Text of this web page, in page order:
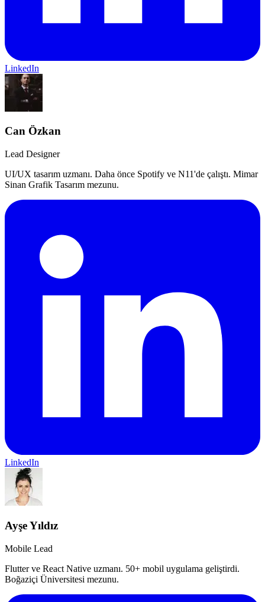
LinkedIn
Can Özkan
Lead Designer
UI/UX tasarım uzmanı. Daha önce Spotify ve N11'de çalıştı. Mimar
Sinan Grafik Tasarım mezunu.
LinkedIn
Ayşe Yıldız
Mobile Lead
Flutter ve React Native uzmanı. 50+ mobil uygulama geliştirdi.
Boğaziçi Üniversitesi mezunu.